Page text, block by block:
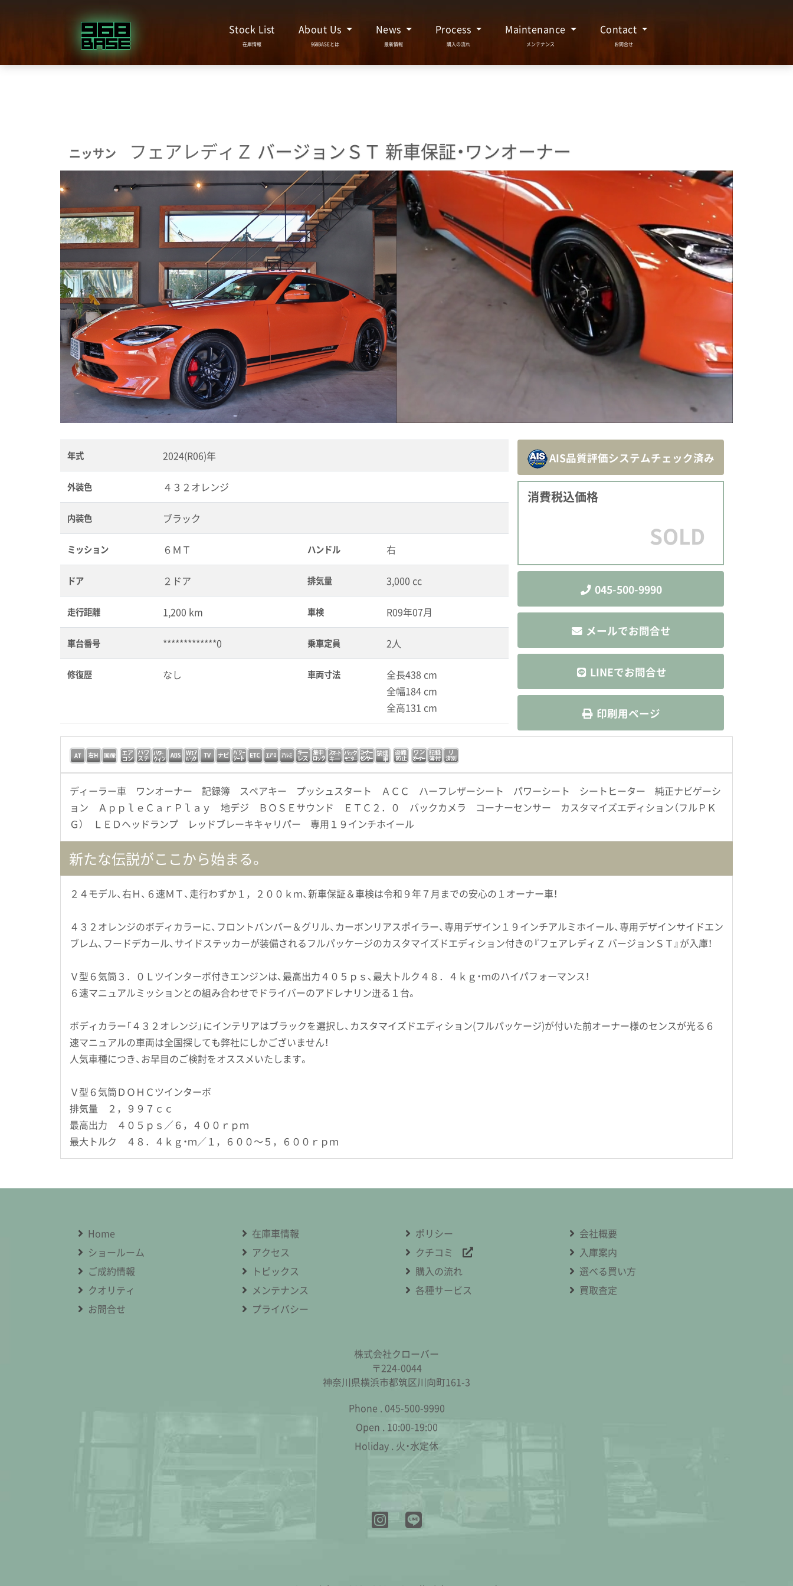
Stock List About Us News Process Maintenance Contact
ニッサン フェアレディＺ バージョンＳＴ 新車保証・ワンオーナー
年式 2024(R06)年
外装色 ４３２オレンジ
内装色 ブラック
ミッション ６ＭＴ ハンドル 右
ドア ２ドア 排気量 3,000 cc
走行距離 1,200 km 車検 R09年07月
車台番号 *************0 乗車定員 2人
修復歴 なし 車両寸法
全長438 cm
全幅184 cm
全高131 cm
AIS品質評価システムチェック済み
消費税込価格
SOLD
045-500-9990
メールでお問合せ
LINEでお問合せ
印刷用ページ
ディーラー車 ワンオーナー 記録簿 スペアキー プッシュスタート ＡＣＣ ハーフレザーシート パワーシート シートヒーター 純正ナビゲーシ
ョン ＡｐｐｌｅＣａｒＰｌａｙ 地デジ ＢＯＳＥサウンド ＥＴＣ２．０ バックカメラ コーナーセンサー カスタマイズエディション（フルＰＫ
Ｇ） ＬＥＤヘッドランプ レッドブレーキキャリパー 専用１９インチホイール
新たな伝説がここから始まる。
２４モデル、右Ｈ、６速ＭＴ、走行わずか１，２００ｋｍ、新車保証＆車検は令和９年７月までの安心の１オーナー車！
４３２オレンジのボディカラーに、フロントバンパー＆グリル、カーボンリアスポイラー、専用デザイン１９インチアルミホイール、専用デザインサイドエン
ブレム、フードデカール、サイドステッカーが装備されるフルパッケージのカスタマイズドエディション付きの『フェアレディＺ バージョンＳＴ』が入庫！
Ｖ型６気筒３．０Ｌツインターボ付きエンジンは、最高出力４０５ｐｓ、最大トルク４８．４ｋｇ・ｍのハイパフォーマンス！
６速マニュアルミッションとの組み合わせでドライバーのアドレナリン迸る１台。
ボディカラー「４３２オレンジ」にインテリアはブラックを選択し、カスタマイズドエディション(フルパッケージ)が付いた前オーナー様のセンスが光る６
速マニュアルの車両は全国探しても弊社にしかございません！
人気車種につき、お早目のご検討をオススメいたします。
Ｖ型６気筒ＤＯＨＣツインターボ
排気量 ２，９９７ｃｃ
最高出力 ４０５ｐｓ／６，４００ｒｐｍ
最大トルク ４８．４ｋｇ・ｍ／１，６００～５，６００ｒｐｍ
Home 在庫車情報 ポリシー
会社概要
ショールーム
アクセス クチコミ
入庫案内
ご成約情報
トピックス 購入の流れ
選べる買い方
クオリティ
メンテナンス 各種サービス
買取査定
お問合せ
プライバシー
株式会社クローバー
〒224-0044
神奈川県横浜市都筑区川向町161-3
Phone . 045-500-9990
Open . 10:00-19:00
Holiday . 火・水定休